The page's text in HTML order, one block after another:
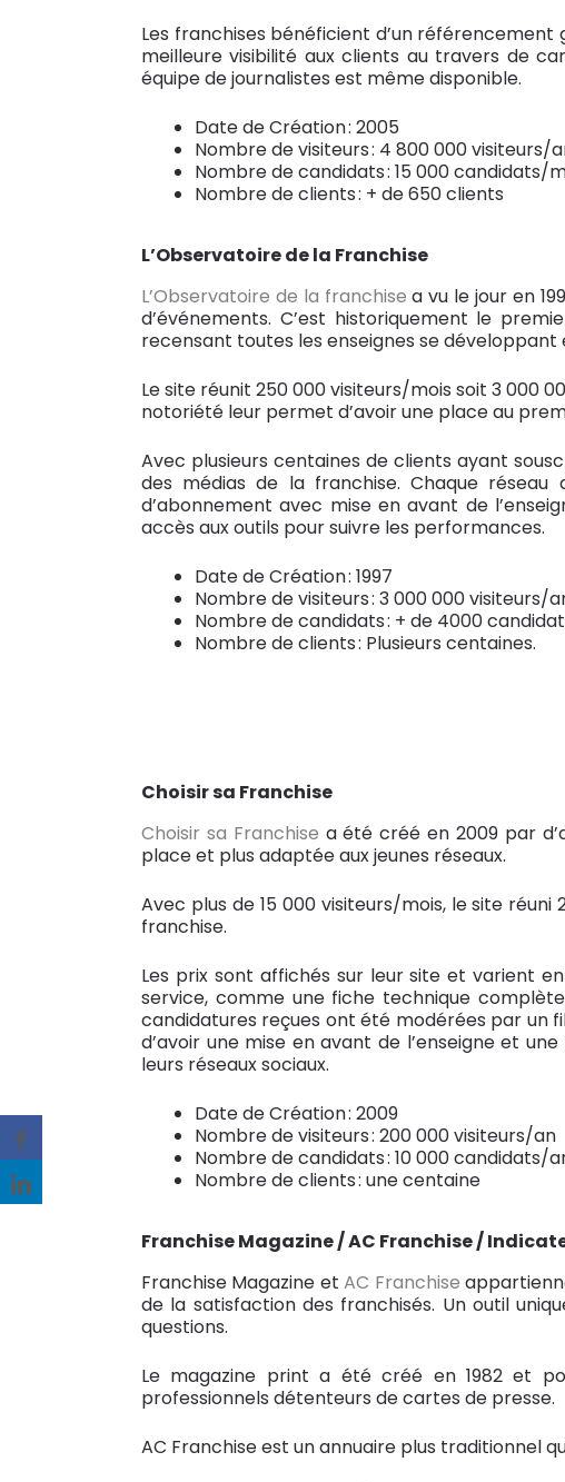
Les franchises bénéficient d’un référencement
meilleure visibilité aux clients au travers de
équipe de journalistes est même disponible.
Date de Création : 2005
Nombre de visiteurs : 4 800 000 visiteurs/
Nombre de candidats : 15 000 candidats/
Nombre de clients : + de 650 clients
L’Observatoire de la Franchise
L’Observatoire de la franchise a vu le jour en
d’événements. C’est historiquement le
recensant toutes les enseignes se développant
Le site réunit 250 000 visiteurs/mois soit 3 000
notoriété leur permet d’avoir une place au
Avec plusieurs centaines de clients ayant
des médias de la franchise. Chaque réseau
d’abonnement avec mise en avant de
accès aux outils pour suivre les performances.
Date de Création : 1997
Nombre de visiteurs : 3 000 000 visiteurs/
Nombre de candidats : + de 4000
Nombre de clients : Plusieurs centaines.
Choisir sa Franchise
Choisir sa Franchise a été créé en 2009 par
place et plus adaptée aux jeunes réseaux.
Avec plus de 15 000 visiteurs/mois, le site
franchise.
Les prix sont affichés sur leur site et varient
service, comme une fiche technique
candidatures reçues ont été modérées par un
d’avoir une mise en avant de l’enseigne et
leurs réseaux sociaux.
Date de Création : 2009
Nombre de visiteurs : 200 000 visiteurs/an
Nombre de candidats : 10 000 candidats/
Nombre de clients : une centaine
Franchise Magazine / AC Franchise /
Franchise Magazine etAC Franchise
de la satisfaction des franchisés. Un outil
questions.
Le magazine print a été créé en 1982 et
professionnels détenteurs de cartes de presse.
AC Franchise est un annuaire plus traditionnel